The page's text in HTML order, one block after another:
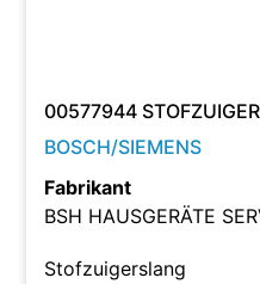
00577944
BOSCH/SIEMENS
Fabrikant
BSH HAUSGERÄTE
Stofzuigerslang